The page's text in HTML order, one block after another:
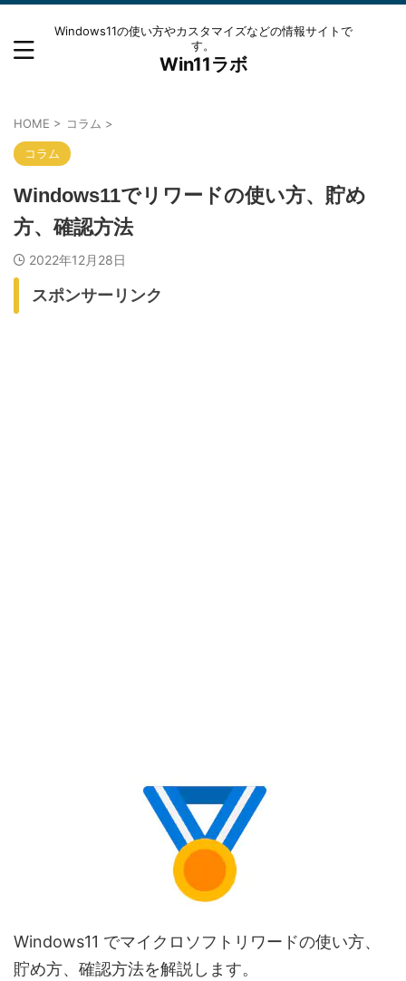
Windows11の使い方やカスタマイズなどの情報サイトで
す。
Win11ラボ
HOME > コラム >
コラム
Windows11でリワードの使い方、貯め
方、確認方法
2022年12月28日
スポンサーリンク
Windows11 でマイクロソフトリワードの使い方、
貯め方、確認方法を解説します。